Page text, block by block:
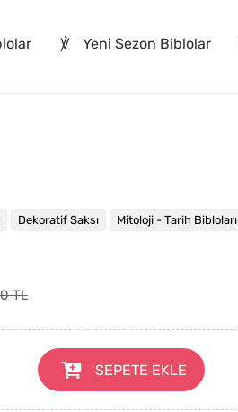
℣ Yeni Sezon Biblolar
Dekoratif Saksı Mitoloji - Tarih Bibloları
TL
SEPETE EKLE